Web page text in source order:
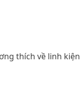
thích về linh kiện